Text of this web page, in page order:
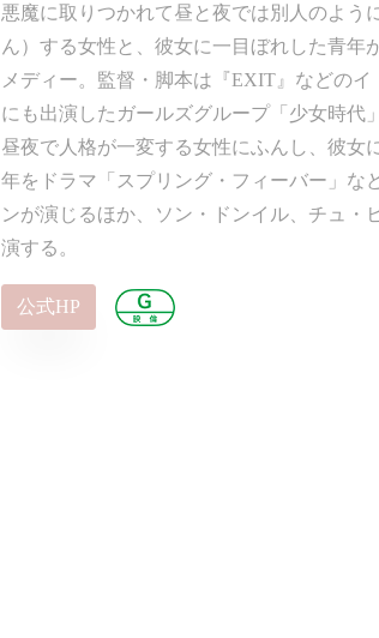
悪魔に取りつかれて昼と夜では別人のよう
ん）する女性と、彼女に一目ぼれした青年
メディー。監督・脚本は『EXIT』などの
にも出演したガールズグループ「少女時代
昼夜で人格が一変する女性にふんし、彼女
年をドラマ「スプリング・フィーバー」な
ンが演じるほか、ソン・ドンイル、チュ・
演する。
公式HP